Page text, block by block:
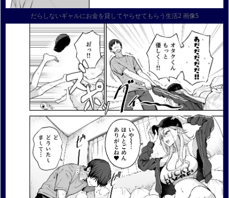
だらしないギャルにお金を貸してヤらせてもらう生活2 画像5